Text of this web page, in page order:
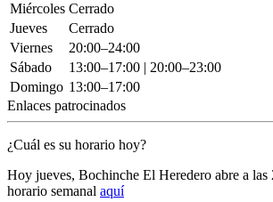
Miércoles Cerrado
Jueves
Cerrado
Viernes
20:00–24:00
Sábado
13:00–17:00 | 20:00–23:00
Domingo 13:00–17:00
Enlaces patrocinados
¿Cuál es su horario hoy?
Hoy jueves, Bochinche El Heredero abre a las
horario semanal aquí